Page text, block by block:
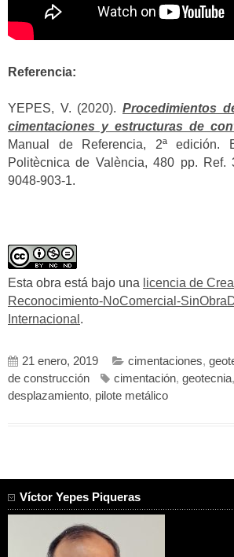
Referencia:
YEPES, V. (2020). Procedimientos
cimentaciones y estructuras de
Manual de Referencia, 2ª edición.
Politècnica de València, 480 pp. Ref.
9048-903-1.
Esta obra está bajo una licencia de
Reconocimiento-NoComercial-
Internacional .
21 enero, 2019 cimentaciones,
de construcción
cimentación, geotecnia,
desplazamiento, pilote metálico
Víctor Yepes Piqueras